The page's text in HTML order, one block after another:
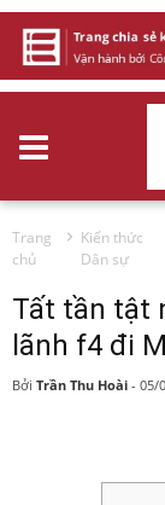
Trang
chủ
Kiến thức
Dân sự
Tất tần tật
lãnh f4 đi
Bởi Trần Thu Hoài - 05/